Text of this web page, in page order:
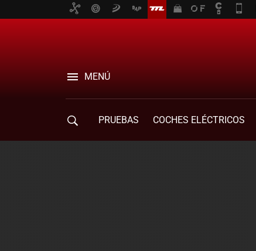
MENÚ
PRUEBAS COCHES ELÉCTRICOS